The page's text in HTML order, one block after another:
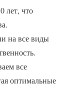
лет, что
на все виды
все
оптимальные